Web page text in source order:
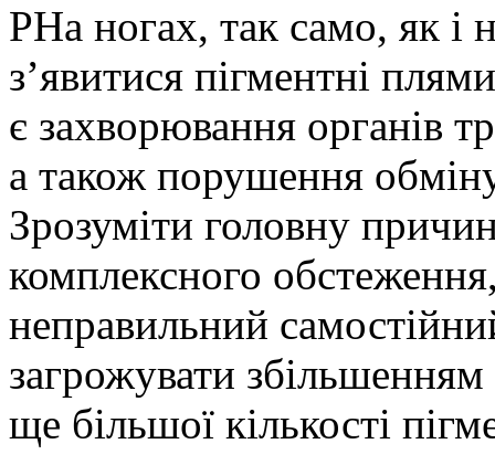
PНа ногах, так само, як і
з’явитися пігментні
є захворювання органів
а також порушення
Зрозуміти головну
комплексного
неправильний
загрожувати
ще більшої кількості